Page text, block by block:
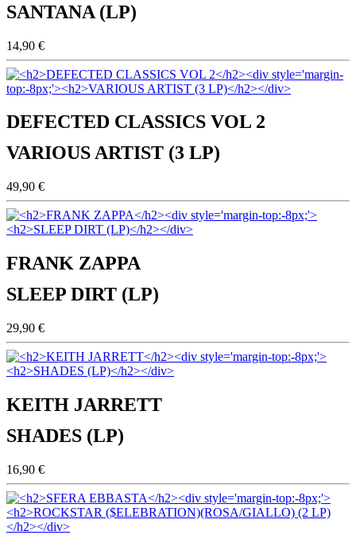
SANTANA (LP)
14,90 €
DEFECTED CLASSICS VOL 2
VARIOUS ARTIST (3 LP)
49,90 €
FRANK ZAPPA
SLEEP DIRT (LP)
29,90 €
KEITH JARRETT
SHADES (LP)
16,90 €